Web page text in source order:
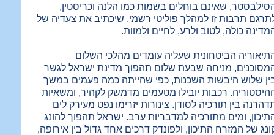
שאינם בוחלים בשמות כמו הלנה וכריסטין,
תרבות זו למהלך פוליטי רשמי, שיכתיב את צעדיה של
כולה, לטוב ולרע, לחיים ולמוות.
הביטחונית שעליה עומדים מהלכי השלום
מניחה שבעת שלום תהפוך מדינת ישראל לגשר
שלוש היבשות השכנות, כפי שהייתה כמה פעמים במשך
רכבות יובילו מטעמים מדמשק לקהיר, ומשאיות
בין תורכיה לסודן. צינורות יזרימו נפט מעירק לים
ומים מתורכיה למדבריות ערב. ישראל תהפוך להונג
של המזרח התיכון, ולפונדק דרכים אחד גדול בין אירופה,